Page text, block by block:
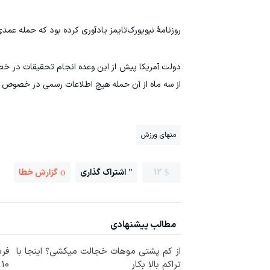
روزنامۀ نیویورک‌تایمز یادآوری کرده بود که
دولت آمریکا پیش از این وعده انجام تحقیقات
از سه ماه از آن حمله هیچ اطلاعات رسمی در خصوص
منهای ورزش
12 اشتراک گذاری گزارش خطا
مطالب پیشنهادی
از کم پشتی موهات خجالت میکشی؟ اینجا با
تراکم بالا بکار
10 سال جوانتر شو😍